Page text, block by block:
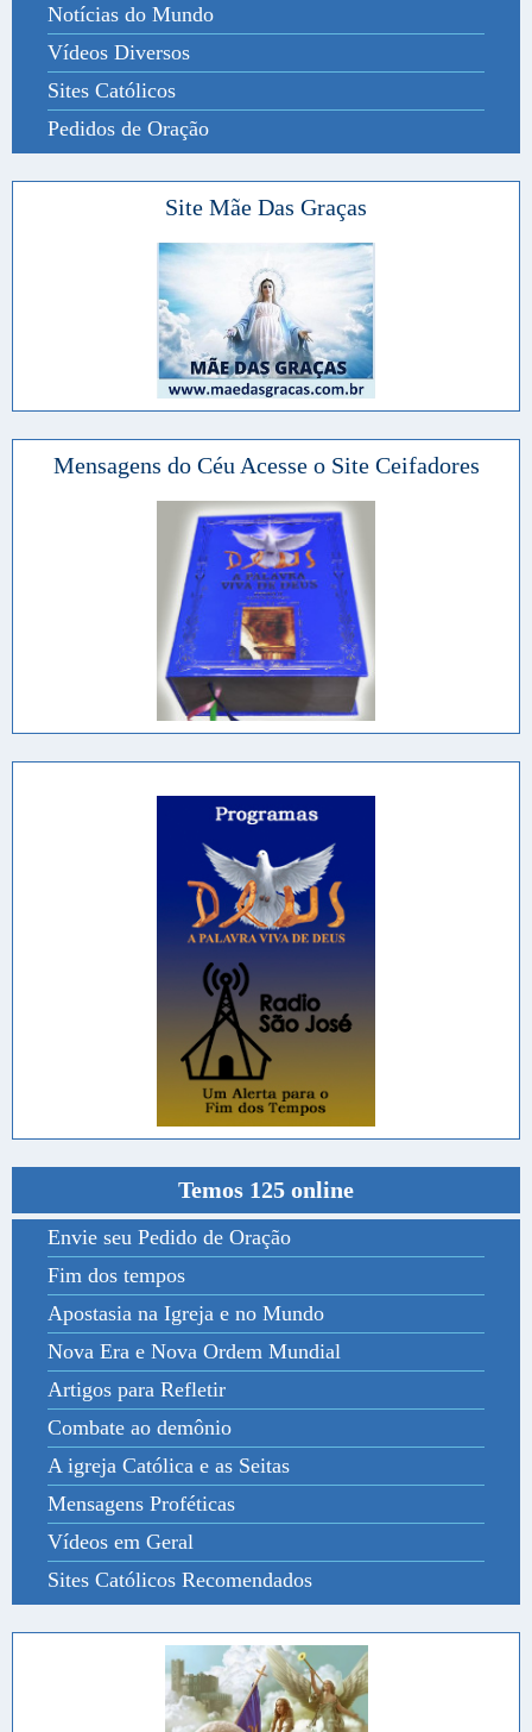
Notícias do Mundo
Vídeos Diversos
Sites Católicos
Pedidos de Oração
Site Mãe Das Graças
Mensagens do Céu Acesse o Site Ceifadores
Temos 125 online
Envie seu Pedido de Oração
Fim dos tempos
Apostasia na Igreja e no Mundo
Nova Era e Nova Ordem Mundial
Artigos para Refletir
Combate ao demônio
A igreja Católica e as Seitas
Mensagens Proféticas
Vídeos em Geral
Sites Católicos Recomendados